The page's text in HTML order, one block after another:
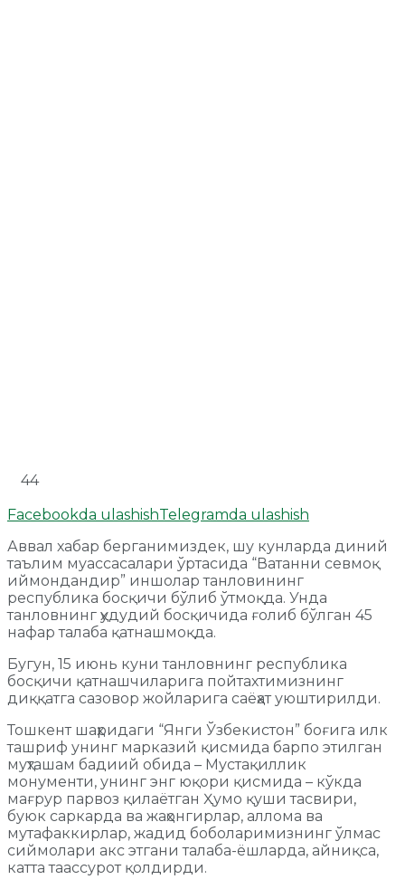
44
Facebookda ulashishTelegramda ulashish
Аввал хабар берганимиздек, шу кунларда диний
таълим муассасалари ўртасида “Ватанни севмоқ
иймондандир” иншолар танловининг
республика босқичи бўлиб ўтмоқда. Унда
танловнинг ҳудудий босқичида ғолиб бўлган 45
нафар талаба қатнашмоқда.
Бугун, 15 июнь куни танловнинг республика
босқичи қатнашчиларига пойтахтимизнинг
диққатга сазовор жойларига саёҳат уюштирилди.
Тошкент шаҳридаги “Янги Ўзбекистон” боғига илк
ташриф унинг марказий қисмида барпо этилган
муҳташам бадиий обида – Мустақиллик
монументи, унинг энг юқори қисмида – кўкда
мағрур парвоз қилаётган Ҳумо қуши тасвири,
буюк саркарда ва жаҳонгирлар, аллома ва
мутафаккирлар, жадид боболаримизнинг ўлмас
сиймолари акс этгани талаба-ёшларда, айниқса,
катта таассурот қолдирди.